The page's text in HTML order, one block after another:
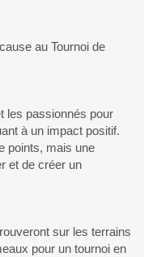
au Tournoi de
les passionnés pour
à un impact positif.
points, mais une
et de créer un
sur les terrains
pour un tournoi en